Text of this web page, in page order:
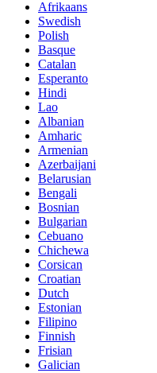
Afrikaans
Swedish
Polish
Basque
Catalan
Esperanto
Hindi
Lao
Albanian
Amharic
Armenian
Azerbaijani
Belarusian
Bengali
Bosnian
Bulgarian
Cebuano
Chichewa
Corsican
Croatian
Dutch
Estonian
Filipino
Finnish
Frisian
Galician